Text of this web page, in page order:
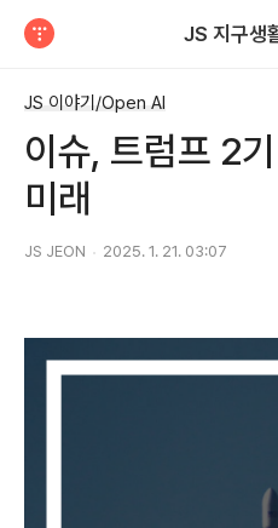
JS 지구생
JS 이야기/Open AI
이슈, 트럼프 2
미래
JS JEON 2025. 1. 21. 03:07